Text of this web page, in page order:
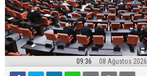
09:36 08 Ağustos 2026